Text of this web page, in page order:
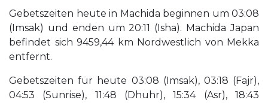
Gebetszeiten heute in Machida beginnen um 03:08
(Imsak) und enden um 20:11 (Isha). Machida Japan
befindet sich 9459,44 km Nordwestlich von Mekka
entfernt.
Gebetszeiten für heute 03:08 (Imsak), 03:18 (Fajr),
04:53 (Sunrise), 11:48 (Dhuhr), 15:34 (Asr), 18:43